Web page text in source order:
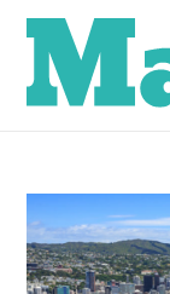
Skip
content